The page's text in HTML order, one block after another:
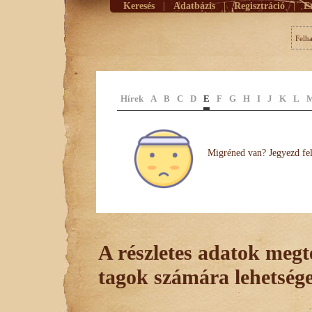
Keresés Adatbázis | Regisztráció |
Hírek A B C D E F G H I J K L
Migréned van? Jegyezd
A részletes adatok
tagok számára